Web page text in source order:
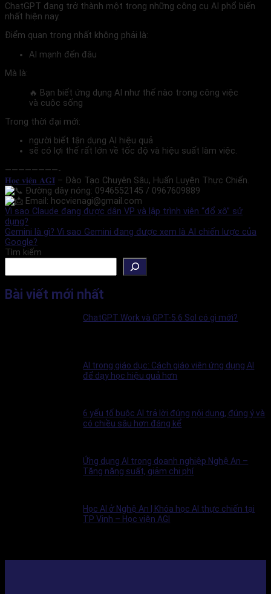
ChatGPT đang trở thành một trong những công cụ AI phổ biến
nhất hiện nay.
Điểm quan trọng nhất không phải là:
AI mạnh đến đâu
Mà là:
🔥 Bạn biết ứng dụng AI như thế nào trong công việc
và cuộc sống
Trong thời đại mới:
người biết tận dụng AI hiệu quả
sẽ có lợi thế rất lớn về tốc độ và hiệu suất làm việc.
————————-
𝐇𝐨̣𝐜 𝐯𝐢𝐞̣̂𝐧 𝐀𝐆𝐈 – Đào Tạo Chuyên Sâu, Huấn Luyện Thực Chiến.
Đường dây nóng: 0946552145 / 0967609889
Email: hocvienagi@gmail.com
Vì sao Claude đang được dân VP và lập trình viên “đổ xô” sử
dụng?
Gemini là gì? Vì sao Gemini đang được xem là AI chiến lược của
Google?
Tìm kiếm
Bài viết mới nhất
ChatGPT Work và GPT-5.6 Sol có gì mới?
AI trong giáo dục: Cách giáo viên ứng dụng AI
để dạy học hiệu quả hơn
6 yếu tố buộc AI trả lời đúng nội dung, đúng ý và
có chiều sâu hơn đáng kể
Ứng dụng AI trong doanh nghiệp Nghệ An –
Tăng năng suất, giảm chi phí
Học AI ở Nghệ An | Khóa học AI thực chiến tại
TP Vinh – Học viện AGI